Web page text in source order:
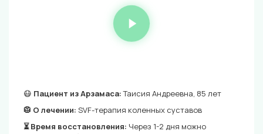
😷 Пациент из Арзамаса:Таисия Андреевна, 85 лет
🥼 О лечении: SVF-терапия коленных суставов
⏳ Время восстановления: Через 1-2 дня можно